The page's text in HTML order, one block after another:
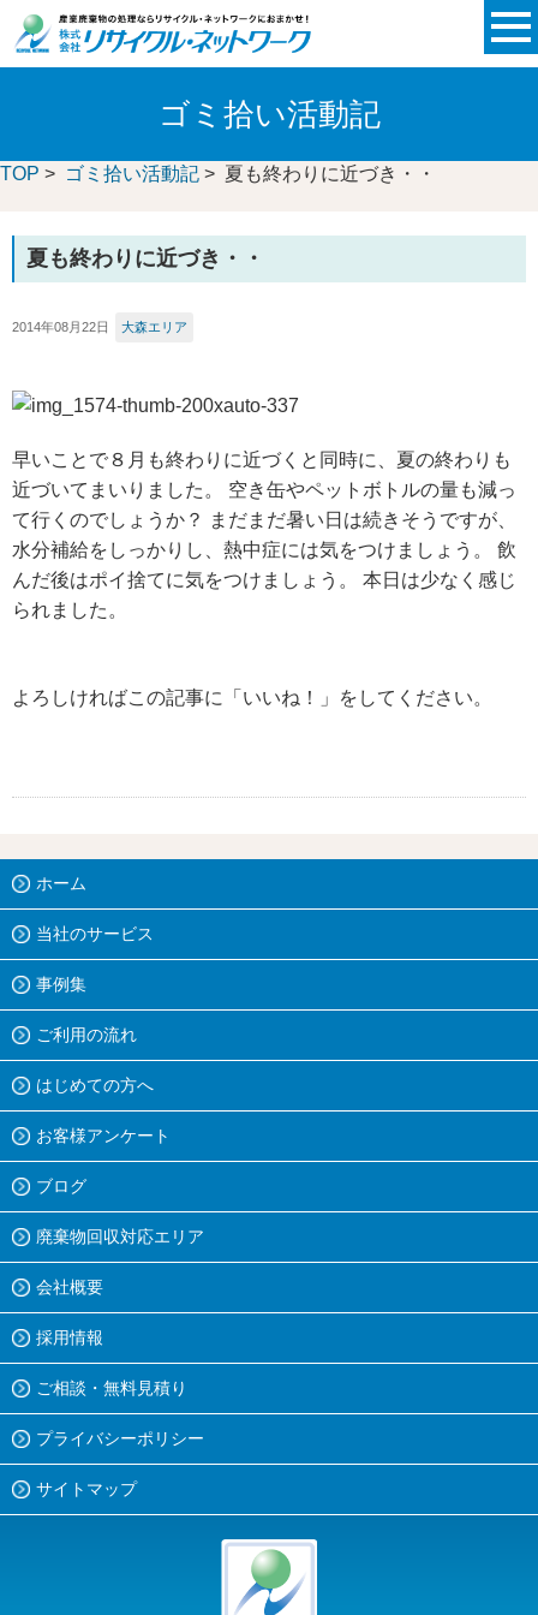
ゴミ拾い活動記
TOP > ゴミ拾い活動記 > 夏も終わりに近づき・・
夏も終わりに近づき・・
2014年08月22日 大森エリア
早いことで８月も終わりに近づくと同時に、夏の終わりも
近づいてまいりました。 空き缶やペットボトルの量も減っ
て行くのでしょうか？ まだまだ暑い日は続きそうですが、
水分補給をしっかりし、熱中症には気をつけましょう。 飲
んだ後はポイ捨てに気をつけましょう。 本日は少なく感じ
られました。
よろしければこの記事に「いいね！」をしてください。
ホーム
当社のサービス
事例集
ご利用の流れ
はじめての方へ
お客様アンケート
ブログ
廃棄物回収対応エリア
会社概要
採用情報
ご相談・無料見積り
プライバシーポリシー
サイトマップ